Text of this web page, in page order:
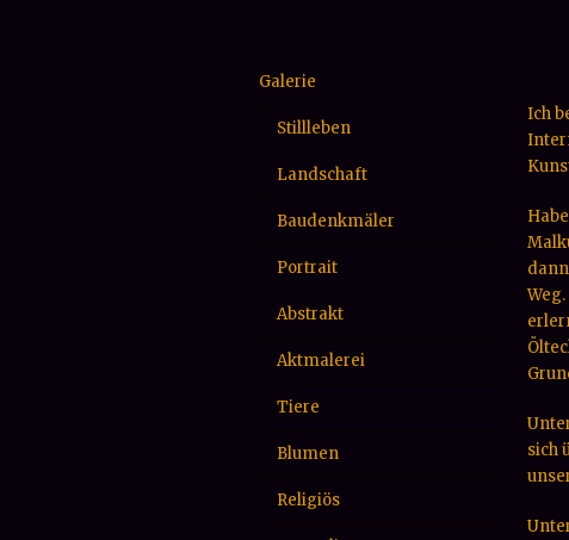
Galerie
Stillleben
Landschaft
Baudenkmäler
Portrait
Abstrakt
Aktmalerei
Tiere
Blumen
Religiös
Ich
sich